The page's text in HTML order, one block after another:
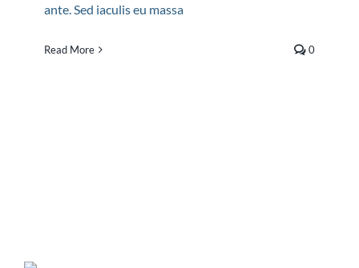
ante. Sed iaculis eu massa
Read More 0